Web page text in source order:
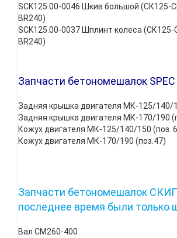
SCK125.00-0046 Шкив большой (СК125-
BR240)
SCK125.00-0037 Шплинт колеса (СК125-
BR240)
Запчасти бетономешалок SPEC
Задняя крышка двигателя МК-125/140/
Задняя крышка двигателя МК-170/190
Кожух двигателя МК-125/140/150 (поз.
Кожух двигателя МК-170/190 (поз.47)
Запчасти бетономешалок
последнее время были только
Вал СМ260-400